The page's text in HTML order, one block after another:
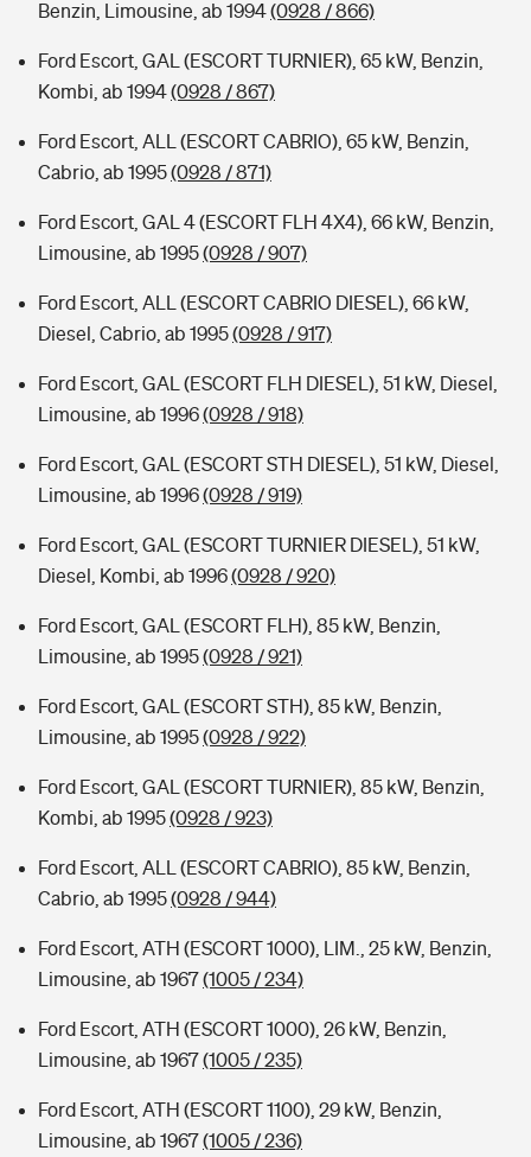
Benzin, Limousine, ab 1994(0928 / 866)
Ford Escort, GAL (ESCORT TURNIER), 65 kW, Benzin,
Kombi, ab 1994(0928 / 867)
Ford Escort, ALL (ESCORT CABRIO), 65 kW, Benzin,
Cabrio, ab 1995(0928 / 871)
Ford Escort, GAL 4 (ESCORT FLH 4X4), 66 kW, Benzin,
Limousine, ab 1995(0928 / 907)
Ford Escort, ALL (ESCORT CABRIO DIESEL), 66 kW,
Diesel, Cabrio, ab 1995(0928 / 917)
Ford Escort, GAL (ESCORT FLH DIESEL), 51 kW, Diesel,
Limousine, ab 1996(0928 / 918)
Ford Escort, GAL (ESCORT STH DIESEL), 51 kW, Diesel,
Limousine, ab 1996(0928 / 919)
Ford Escort, GAL (ESCORT TURNIER DIESEL), 51 kW,
Diesel, Kombi, ab 1996(0928 / 920)
Ford Escort, GAL (ESCORT FLH), 85 kW, Benzin,
Limousine, ab 1995(0928 / 921)
Ford Escort, GAL (ESCORT STH), 85 kW, Benzin,
Limousine, ab 1995(0928 / 922)
Ford Escort, GAL (ESCORT TURNIER), 85 kW, Benzin,
Kombi, ab 1995(0928 / 923)
Ford Escort, ALL (ESCORT CABRIO), 85 kW, Benzin,
Cabrio, ab 1995(0928 / 944)
Ford Escort, ATH (ESCORT 1000), LIM., 25 kW, Benzin,
Limousine, ab 1967(1005 / 234)
Ford Escort, ATH (ESCORT 1000), 26 kW, Benzin,
Limousine, ab 1967(1005 / 235)
Ford Escort, ATH (ESCORT 1100), 29 kW, Benzin,
Limousine, ab 1967(1005 / 236)